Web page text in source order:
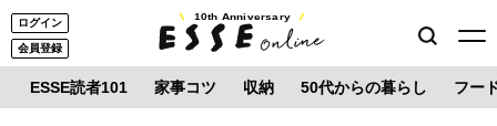
ログイン
会員登録
10th Anniversary
ESSE読者101 家事コツ 収納 50代からの暮らし フー